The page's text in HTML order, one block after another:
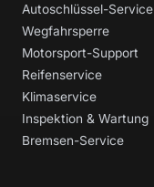
Autoschlüssel-Service
Wegfahrsperre
Motorsport-Support
Reifenservice
Klimaservice
Inspektion & Wartung
Bremsen-Service